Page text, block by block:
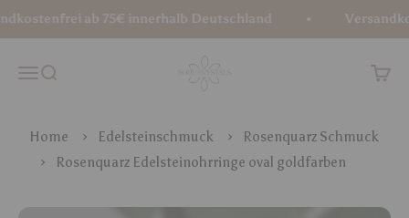
ab 75€ innerhalb Deutschland
MenüSuche
Home Edelsteinschmuck
Rosenquarz Schmuck
Rosenquarz Edelsteinohrringe oval goldfarben